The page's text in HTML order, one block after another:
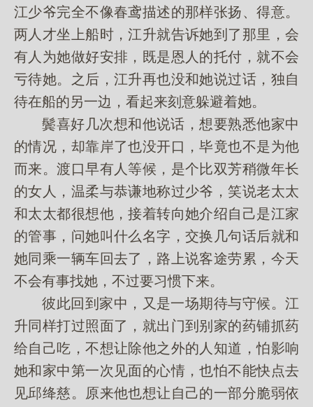
江少爷完全不像春鸢描述的那样张扬、得意。
两人才坐上船时，江升就告诉她到了那里，会
有人为她做好安排，既是恩人的托付，就不会
亏待她。之后，江升再也没和她说过话，独自
待在船的另一边，看起来刻意躲避着她。
鬓喜好几次想和他说话，想要熟悉他家中
的情况，却靠岸了也没开口，毕竟也不是为他
而来。渡口早有人等候，是个比双芳稍微年长
的女人，温柔与恭谦地称过少爷，笑说老太太
和太太都很想他，接着转向她介绍自己是江家
的管事，问她叫什么名字，交换几句话后就和
她同乘一辆车回去了，路上说客途劳累，今天
不会有事找她，不过要习惯下来。
彼此回到家中，又是一场期待与守候。江
升同样打过照面了，就出门到别家的药铺抓药
给自己吃，不想让除他之外的人知道，怕影响
她和家中第一次见面的心情，也怕不能快点去
见邱绛慈。原来他也想让自己的一部分脆弱依